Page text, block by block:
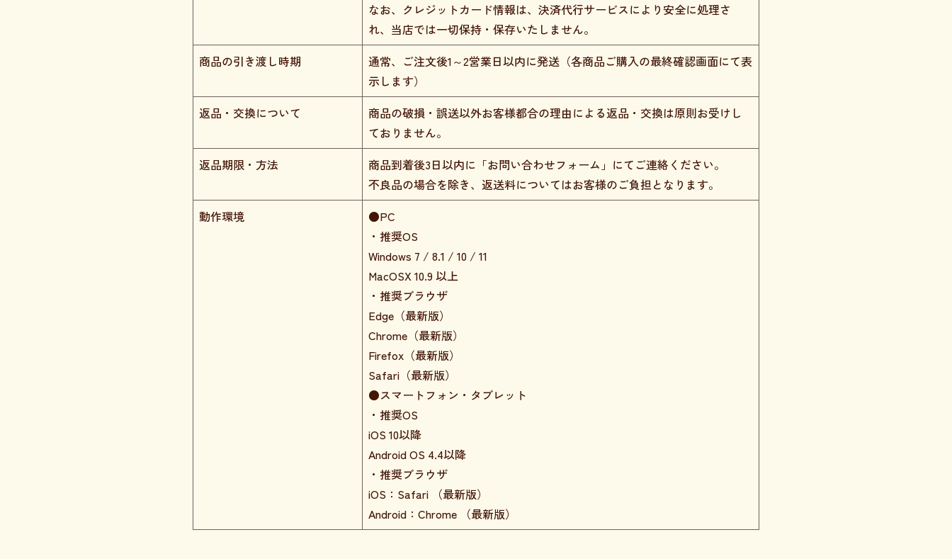
なお、クレジットカード情報は、決済代行サービスにより安全に処理さ
れ、当店では一切保持・保存いたしません。
商品の引き渡し時期
通常、ご注文後1～2営業日以内に発送（各商品ご購入の最終確認画面にて表
示します）
返品・交換について
商品の破損・誤送以外お客様都合の理由による返品・交換は原則お受けし
ておりません。
返品期限・方法
商品到着後3日以内に「お問い合わせフォーム」にてご連絡ください。
不良品の場合を除き、返送料についてはお客様のご負担となります。
動作環境
●PC
・推奨OS
Windows 7 / 8.1 / 10 / 11
MacOSX 10.9 以上
・推奨ブラウザ
Edge（最新版）
Chrome（最新版）
Firefox（最新版）
Safari（最新版）
●スマートフォン・タブレット
・推奨OS
iOS 10以降
Android OS 4.4以降
・推奨ブラウザ
iOS：Safari （最新版）
Android：Chrome （最新版）